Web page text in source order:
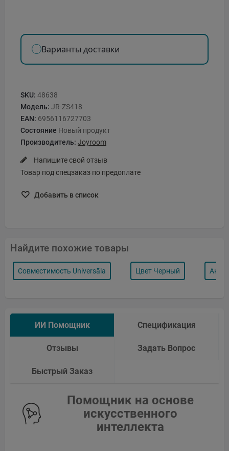
Варианты доставки
SKU: 48638
Модель: JR-ZS418
EAN: 6956116727703
Состояние Новый продукт
Производитель: Joyroom
Напишите свой отзыв
Товар под спецзаказ по предоплате
Добавить в список
Найдите похожие товары
Совместимость Universāla Цвет Черный
ИИ Помощник Спецификация
Отзывы Задать Вопрос
Быстрый Заказ
Помощник на основе
искусственного
интеллекта